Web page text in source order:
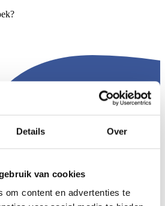
Details Over
van cookies
om content en advertenties te